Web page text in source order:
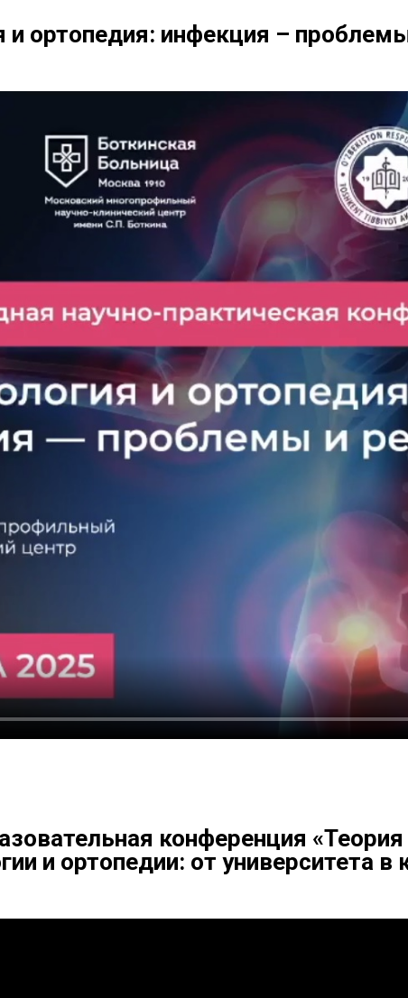
и ортопедия: инфекция –
конференция
и ортопедии: от университета в